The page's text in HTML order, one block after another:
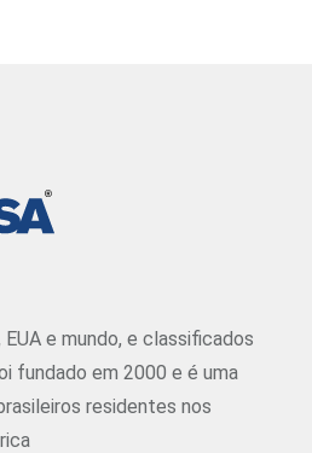
e mundo, e classificados
fundado em 2000 e é uma
residentes nos